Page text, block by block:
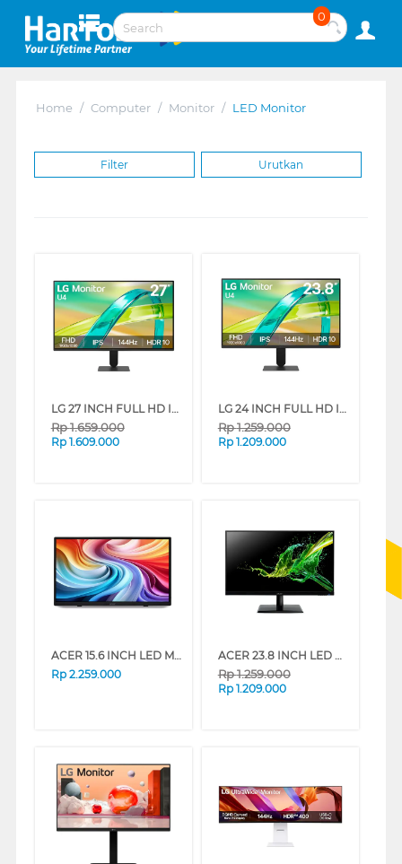
0
Home / Computer / Monitor / LED Monitor
Filter Urutkan
LG 27 INCH FULL HD IPS MONITOR 27U411B-B_G3
Rp1.659.000
Rp 1.609.000
LG 24 INCH FULL HD IPS MONITOR 24U411B-B_G3
Rp1.259.000
Rp 1.209.000
ACER 15.6 INCH LED MONITOR PM161QT UM.ZP1SN.101
Rp 2.259.000
ACER 23.8 INCH LED MONITOR EK241Y UM.QE1SN.601
Rp1.259.000
Rp 1.209.000